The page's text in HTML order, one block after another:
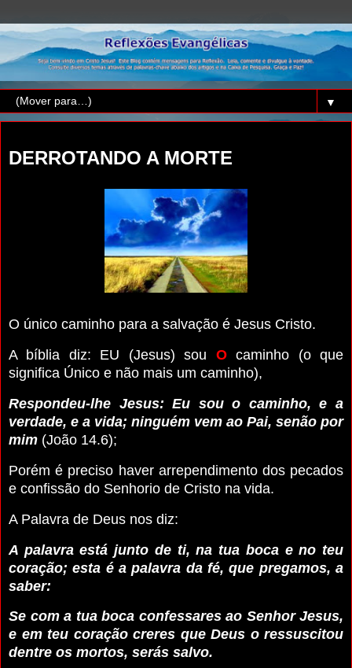
▼
DERROTANDO A MORTE
O único caminho para a salvação é Jesus Cristo.
A bíblia diz: EU (Jesus) sou Ocaminho (o que
significa Único e não mais um caminho),
Respondeu-lhe Jesus: Eu sou o caminho, e a
verdade, e a vida; ninguém vem ao Pai, senão por
mim (João 14.6);
Porém é preciso haver arrependimento dos pecados
e confissão do Senhorio de Cristo na vida.
A Palavra de Deus nos diz:
A palavra está junto de ti, na tua boca e no teu
coração; esta é a palavra da fé, que pregamos, a
saber:
Se com a tua boca confessares ao Senhor Jesus,
e em teu coração creres que Deus o ressuscitou
dentre os mortos, serás salvo.